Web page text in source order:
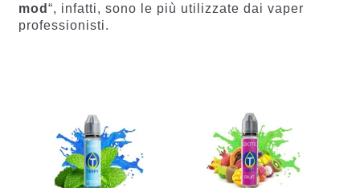
mod “, infatti, sono le più utilizzate dai vaper
professionisti.